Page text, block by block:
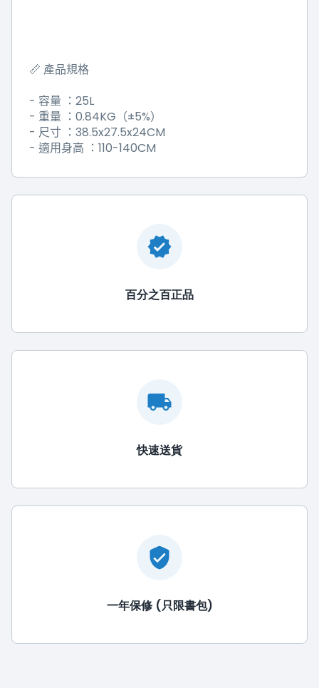
📏 產品規格
- 容量 ： 25L
- 重量 ： 0.84KG （±5%）
- 尺寸 ： 38.5x27.5x24CM
- 適用身高 ： 110-140CM
百分之百正品
快速送貨
一年保修 (只限書包)